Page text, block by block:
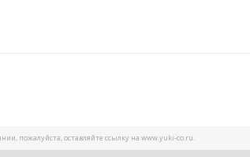
пожалуйста, оставляйте ссылку на www.yuki-co.ru.